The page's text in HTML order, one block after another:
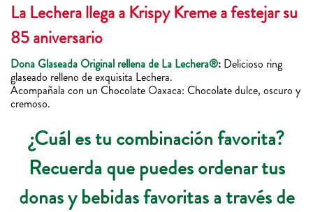
La Lechera llega a Krispy Kreme a festejar su
85 aniversario
Dona Glaseada Original rellena de La Lechera®: Delicioso ring
glaseado relleno de exquisita Lechera.
Acompañala con un Chocolate Oaxaca: Chocolate dulce, oscuro y
cremoso.
¿Cuál es tu combinación favorita?
Recuerda que puedes ordenar tus
donas y bebidas favoritas a través de